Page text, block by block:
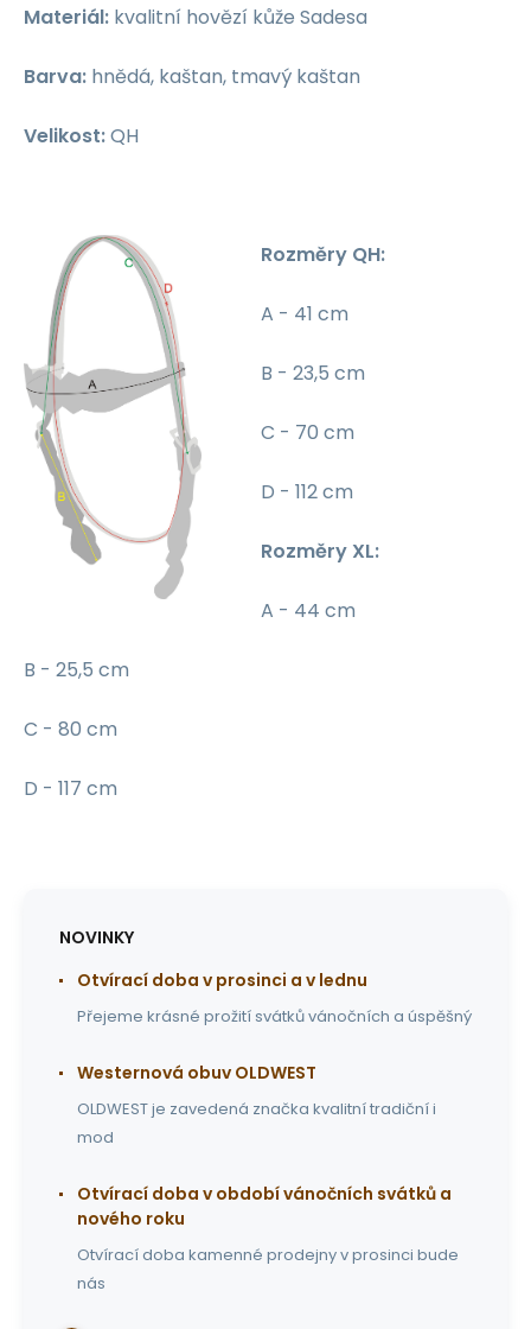
Materiál: kvalitní hovězí kůže Sadesa
Barva: hnědá, kaštan, tmavý kaštan
Velikost:QH
Rozměry QH:
A - 41 cm
B - 23,5 cm
C - 70 cm
D - 112 cm
Rozměry XL:
A - 44 cm
B - 25,5 cm
C - 80 cm
D - 117 cm
NOVINKY
Otvírací doba v prosinci a v lednu
Přejeme krásné prožití svátků vánočních a úspěšný
Westernová obuv OLDWEST
OLDWEST je zavedená značka kvalitní tradiční i
mod
Otvírací doba v období vánočních svátků a
nového roku
Otvírací doba kamenné prodejny v prosinci bude
nás